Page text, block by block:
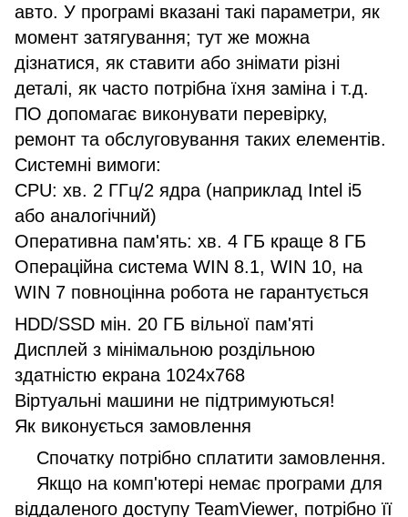
авто. У програмі вказані такі параметри, як
момент затягування; тут же можна
дізнатися, як ставити або знімати різні
деталі, як часто потрібна їхня заміна і т.д.
ПО допомагає виконувати перевірку,
ремонт та обслуговування таких елементів.
Системні вимоги:
CPU: хв. 2 ГГц/2 ядра (наприклад Intel i5
або аналогічний)
Оперативна пам'ять: хв. 4 ГБ краще 8 ГБ
Операційна система WIN 8.1, WIN 10, на
WIN 7 повноцінна робота не гарантується
HDD/SSD мін. 20 ГБ вільної пам'яті
Дисплей з мінімальною роздільною
здатністю екрана 1024x768
Віртуальні машини не підтримуються!
Як виконується замовлення
Спочатку потрібно сплатити замовлення.
Якщо на комп'ютері немає програми для
віддаленого доступу TeamViewer, потрібно її